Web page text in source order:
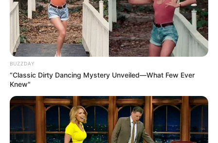
Suchen:
Auf einigen Seiten dieses Projektes sind Affiliate-
Angebote integriert. Wenn etwas darüber gebucht oder
gekauft wird, ist das eine Unterstützung, ohne dass sich
dadurch der Preis ändert.
BUZZDAY
“Classic Dirty Dancing Mystery Unveiled—What Few Ever
Knew"